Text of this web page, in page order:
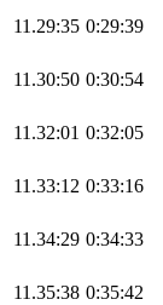
11.29:35 0:29:39
11.30:50 0:30:54
11.32:01 0:32:05
11.33:12 0:33:16
11.34:29 0:34:33
11.35:38 0:35:42